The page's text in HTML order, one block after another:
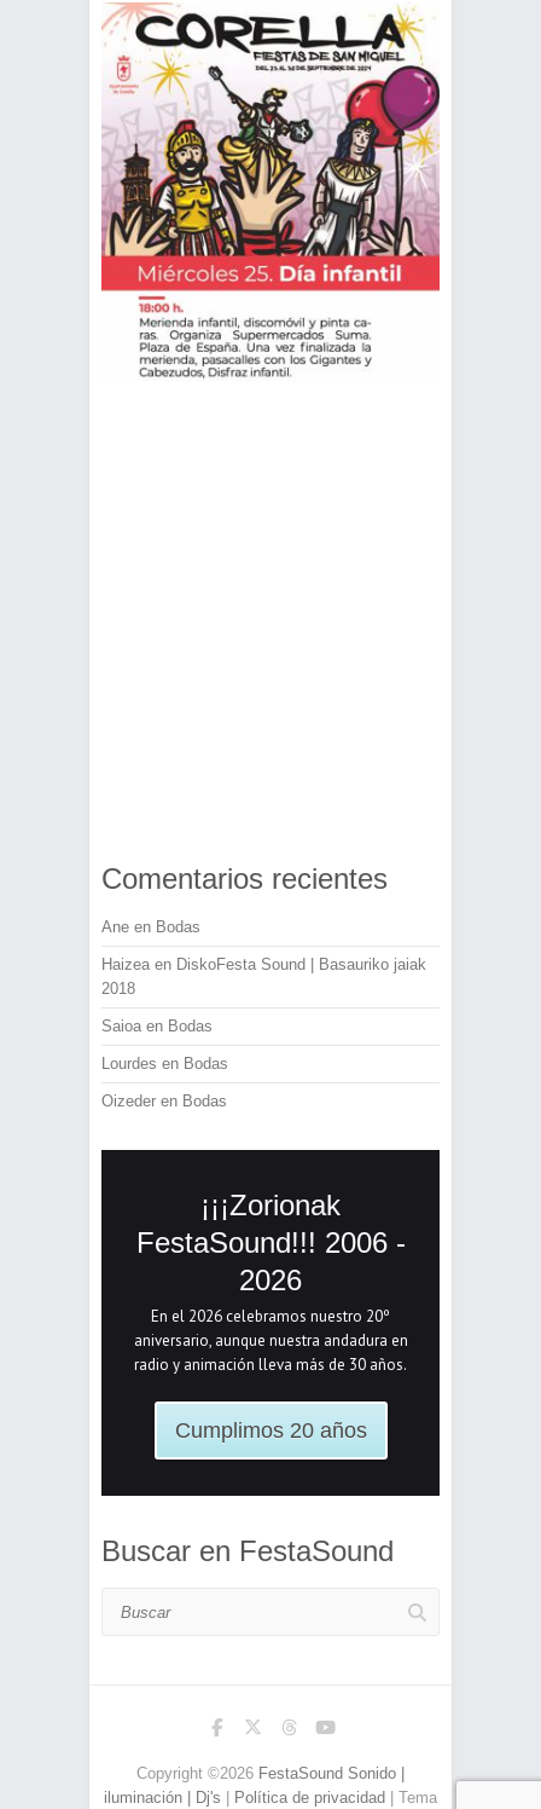
Comentarios recientes
Ane en Bodas
Haizea en DiskoFesta Sound | Basauriko jaiak
2018
Saioa en Bodas
Lourdes en Bodas
Oizeder en Bodas
¡¡¡Zorionak
FestaSound!!! 2006 -
2026
En el 2026 celebramos nuestro 20º
aniversario, aunque nuestra andadura en
radio y animación lleva más de 30 años.
Cumplimos 20 años
Buscar en FestaSound
Copyright ©2026 FestaSound Sonido |
iluminación | Dj's
Política de privacidad | Tema